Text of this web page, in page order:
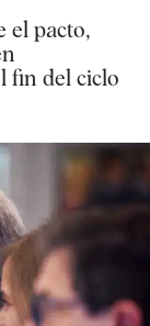
el pacto,
fin del ciclo